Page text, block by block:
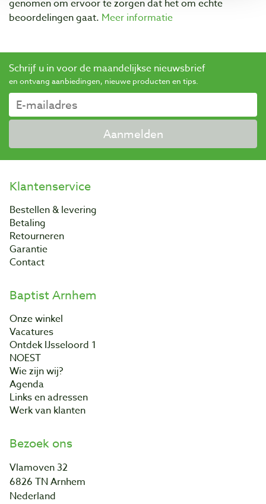
genomen om ervoor te zorgen dat het om echte
beoordelingen gaat. Meer informatie
Schrijf u in voor de maandelijkse nieuwsbrief
en ontvang aanbiedingen, nieuwe producten en tips.
Aanmelden
Klantenservice
Bestellen & levering
Betaling
Retourneren
Garantie
Contact
Baptist Arnhem
Onze winkel
Vacatures
Ontdek IJsseloord 1
NOEST
Wie zijn wij?
Agenda
Links en adressen
Werk van klanten
Bezoek ons
Vlamoven 32
6826 TN Arnhem
Nederland